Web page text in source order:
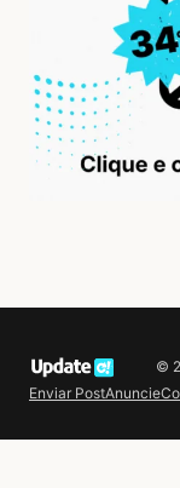
©
Enviar PostAnuncie